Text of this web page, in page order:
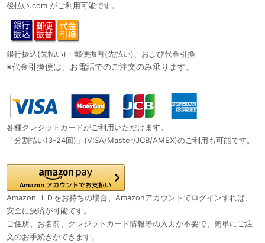
後払い.com がご利用可能です。
銀行振込(先払い)・郵便振替(先払い)、および代金引換
※代金引換便は、お電話でのご注文のみ承ります。
各種クレジットカードがご利用いただけます。
「分割払い(3-24回)」(VISA/Master/JCB/AMEX)のご利用も可能です。
Amazon ＩＤをお持ちの場合、Amazonアカウントでログインすれば、
安全に決済が可能です。
ご住所、お名前、クレジットカード情報等の入力が不要で、簡単にご注
文のお手続きができます。